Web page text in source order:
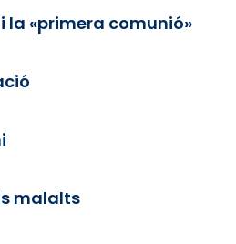
la «primera comunió»
malalts